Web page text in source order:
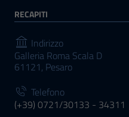
RECAPITI
Indirizzo
Galleria Roma Scala D
61121, Pesaro
Telefono
(+39) 0721/30133 - 34311